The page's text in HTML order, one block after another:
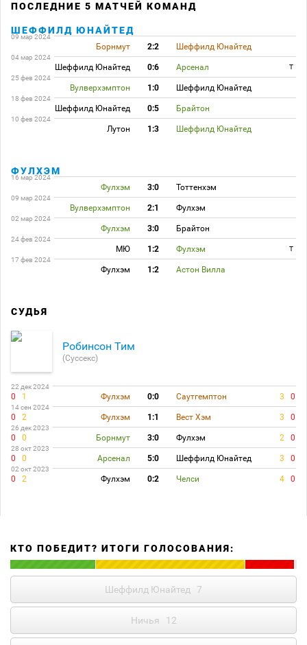
ПОСЛЕДНИЕ 5 МАТЧЕЙ КОМАНД
ШЕФФИЛД ЮНАЙТЕД
09 мар 2024
Борнмут 2:2 Шеффилд Юнайтед
04 мар 2024
Шеффилд Юнайтед 0:6 Арсенал
T
25 фев 2024
Вулверхэмптон 1:0 Шеффилд Юнайтед
18 фев 2024
Шеффилд Юнайтед 0:5 Брайтон
10 фев 2024
Лутон 1:3 Шеффилд Юнайтед
ФУЛХЭМ
16 мар 2024
Фулхэм 3:0 Тоттенхэм
09 мар 2024
Вулверхэмптон 2:1 Фулхэм
02 мар 2024
Фулхэм 3:0 Брайтон
24 фев 2024
МЮ 1:2 Фулхэм
T
17 фев 2024
Фулхэм 1:2 Астон Вилла
СУДЬЯ
Робинсон Тим
(Суссекс)
22 дек 2024
0 1 Фулхэм 0:0 Саутгемптон 3 0
14 сен 2024
0 2 Фулхэм 1:1 Вест Хэм 3 0
26 дек 2023
0 0 Борнмут 3:0 Фулхэм 2 0
28 окт 2023
0 0 Арсенал 5:0 Шеффилд Юнайтед 3 0
02 окт 2023
0 2 Фулхэм 0:2 Челси 4 0
КТО ПОБЕДИТ? ИТОГИ ГОЛОСОВАНИЯ:
Шеффилд Юнайтед 7
Ничья 12